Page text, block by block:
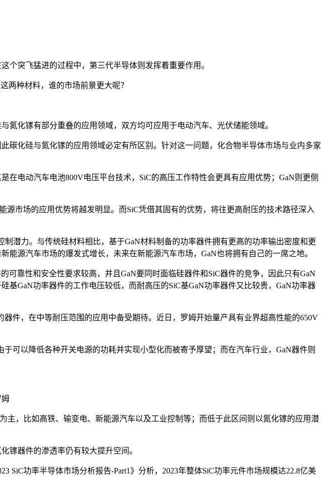
个突飞猛进的过程中，第三代半导体则发挥着重要作用。
两种材料，谁的市场前景更大呢？
化镓有部分重叠的应用领域，双方均可应用于电动汽车、光伏储能领域。
碳化硅与氮化镓的应用领域必定有所区别。针对这一问题，化合物半导体市场与业内多家
电动汽车电池800V电压平台技术，SiC的高压工作特性会更具有应用优势；GaN则更侧
市场的应用优势将越发明显。而SiC凭借其固有的优势，将往更高耐压的技术路径深入
潜力。与传统硅材料相比，基于GaN材料制备的功率器件拥有更高的功率输出密度和更
源汽车市场的爆发式增长，未来在新能源汽车市场，GaN也将拥有自己的一席之地。
靠性和安全性要求较高，并且GaN要同时面临硅器件和SiC器件的竞争，因此只有GaN
GaN功率器件的工作电压较低，而耐高压的SiC基GaN功率器件又比较贵，GaN功率器
件，在中等耐压范围的应用中备受期待。近日，罗姆开始量产具有业界超高性能的650V
可以降低各种开关电源的功耗并实现小型化而被寄予厚望；而在汽车行业，GaN器件则
姆
，比如高铁、输变电、新能源汽车以及工业控制等；而低于此区间则以氮化镓的应用潜
镓器件的渗透率仍有较大提升空间。
SiC功率半导体市场分析报告-Part1》分析，2023年整体SiC功率元件市场规模达22.8亿美